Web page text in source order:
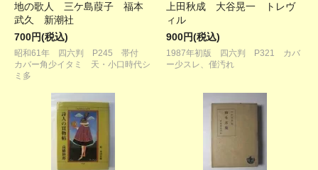
地の歌人 三ケ島葭子 福本
武久 新潮社
700円(税込)
昭和61年 四六判 P245 帯付
カバー角少イタミ 天・小口時代シ
ミ多
上田秋成 大谷晃一 トレヴ
ィル
900円(税込)
1987年初版 四六判 P321 カバ
ー少スレ、僅汚れ